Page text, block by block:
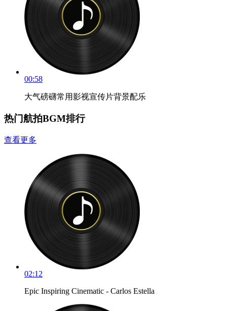
00:58
大气磅礴常用影视宣传片背景配乐
热门航拍BGM排行
查看更多
02:12
Epic Inspiring Cinematic - Carlos Estella